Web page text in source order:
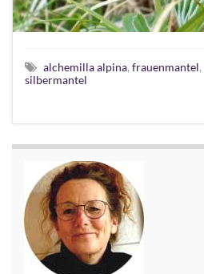
alchemilla alpina, frauenmantel,
silbermantel